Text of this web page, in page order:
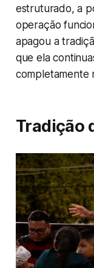
estruturado, a
operação
apagou a
que ela
completamente
Tradição